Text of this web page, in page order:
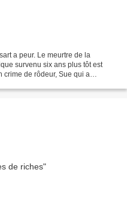
a peur. Le meurtre de la
survenu six ans plus tôt est
de rôdeur, Sue qui a